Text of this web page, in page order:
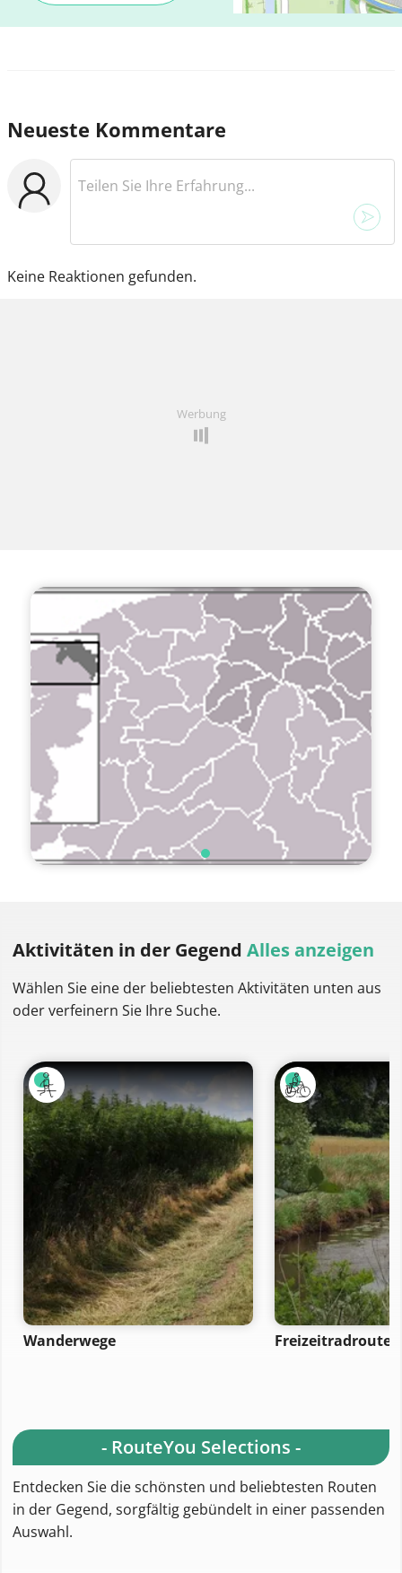
Neueste Kommentare
Keine Reaktionen gefunden.
Werbung
Aktivitäten in der Gegend Alles anzeigen
Wählen Sie eine der beliebtesten Aktivitäten unten aus
oder verfeinern Sie Ihre Suche.
Wanderwege Freizeitradrouten
- RouteYou Selections -
Entdecken Sie die schönsten und beliebtesten Routen
in der Gegend, sorgfältig gebündelt in einer passenden
Auswahl.